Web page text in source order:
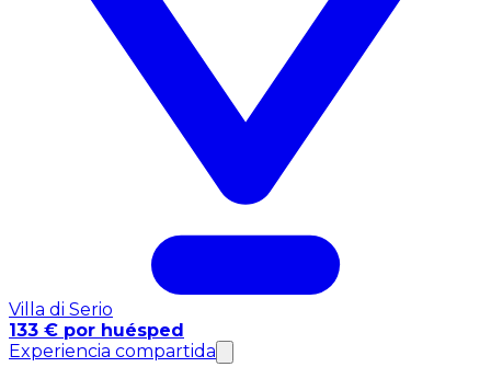
Villa di Serio
133 € por huésped
Experiencia compartida